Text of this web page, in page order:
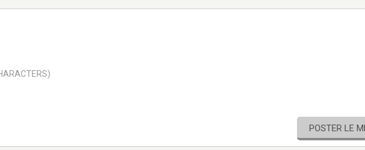
POSTER LE